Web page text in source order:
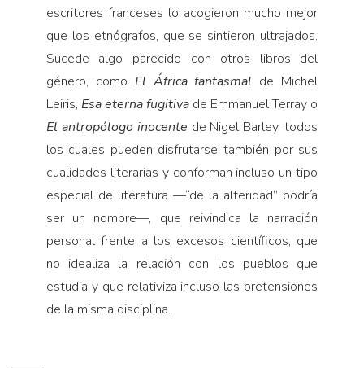
escritores franceses lo acogieron mucho mejor
que los etnógrafos, que se sintieron ultrajados.
Sucede algo parecido con otros libros del
género, como El África fantasmal de Michel
Leiris, Esa eterna fugitivade Emmanuel Terray o
El antropólogo inocente de Nigel Barley, todos
los cuales pueden disfrutarse también por sus
cualidades literarias y conforman incluso un tipo
especial de literatura —“de la alteridad” podría
ser un nombre—, que reivindica la narración
personal frente a los excesos científicos, que
no idealiza la relación con los pueblos que
estudia y que relativiza incluso las pretensiones
de la misma disciplina.